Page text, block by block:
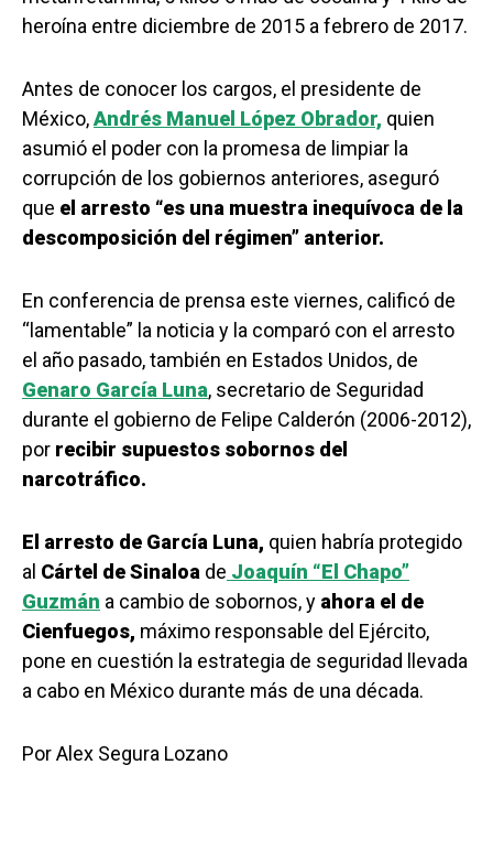
heroína entre diciembre de 2015 a febrero de 2017.
Antes de conocer los cargos, el presidente de
México,Andrés Manuel López Obrador, quien
asumió el poder con la promesa de limpiar la
corrupción de los gobiernos anteriores, aseguró
que el arresto “es una muestra inequívoca de la
descomposición del régimen” anterior.
En conferencia de prensa este viernes, calificó de
“lamentable” la noticia y la comparó con el arresto
el año pasado, también en Estados Unidos, de
Genaro García Luna, secretario de Seguridad
durante el gobierno de Felipe Calderón (2006-2012),
por recibir supuestos sobornos del
narcotráfico.
El arresto de García Luna, quien habría protegido
al Cártel de Sinaloa de Joaquín “El Chapo”
Guzmán a cambio de sobornos, y ahora el de
Cienfuegos, máximo responsable del Ejército,
pone en cuestión la estrategia de seguridad llevada
a cabo en México durante más de una década.
Por Alex Segura Lozano